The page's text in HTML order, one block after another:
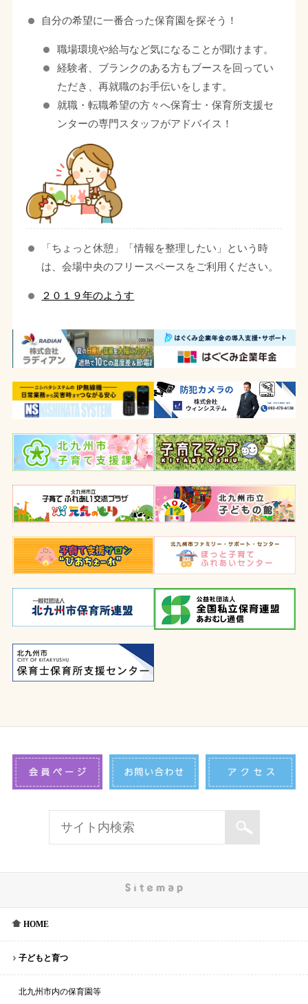
自分の希望に一番合った保育園を探そう！
職場環境や給与など気になることが聞けます。
経験者、ブランクのある方もブースを回ってい
ただき、再就職のお手伝いをします。
就職・転職希望の方々へ保育士・保育所支援セ
ンターの専門スタッフがアドバイス！
「ちょっと休憩」「情報を整理したい」という時
は、会場中央のフリースペースをご利用ください。
２０１９年のようす
HOME
子どもと育つ
北九州市内の保育園等